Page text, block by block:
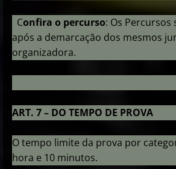
Confira o percurso: Os
após a demarcação dos mesmos
organizadora.
ART. 7 – DO TEMPO DE PROVA
O tempo limite da prova por
hora e 10 minutos.